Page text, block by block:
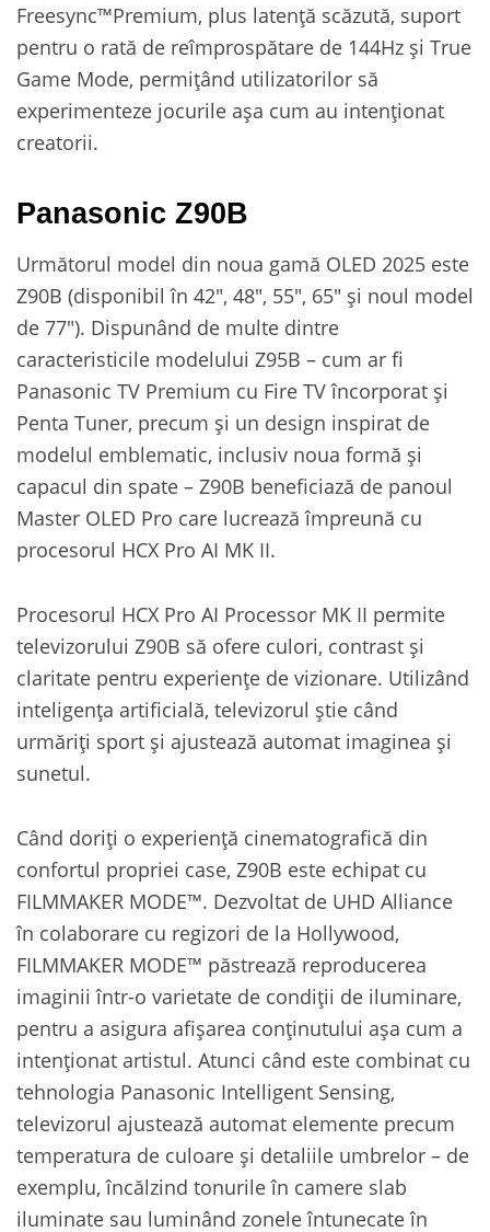
Freesync™Premium, plus latență scăzută, suport
pentru o rată de reîmprospătare de 144Hz și True
Game Mode, permițând utilizatorilor să
experimenteze jocurile așa cum au intenționat
creatorii.
Panasonic Z90B
Următorul model din noua gamă OLED 2025 este
Z90B (disponibil în 42″, 48″, 55″, 65″ și noul model
de 77″). Dispunând de multe dintre
caracteristicile modelului Z95B – cum ar fi
Panasonic TV Premium cu Fire TV încorporat și
Penta Tuner, precum și un design inspirat de
modelul emblematic, inclusiv noua formă și
capacul din spate – Z90B beneficiază de panoul
Master OLED Pro care lucrează împreună cu
procesorul HCX Pro AI MK II.
Procesorul HCX Pro AI Processor MK II permite
televizorului Z90B să ofere culori, contrast și
claritate pentru experiențe de vizionare. Utilizând
inteligența artificială, televizorul știe când
urmăriți sport și ajustează automat imaginea și
sunetul.
Când doriți o experiență cinematografică din
confortul propriei case, Z90B este echipat cu
FILMMAKER MODE™. Dezvoltat de UHD Alliance
în colaborare cu regizori de la Hollywood,
FILMMAKER MODE™ păstrează reproducerea
imaginii într-o varietate de condiții de iluminare,
pentru a asigura afișarea conținutului așa cum a
intenționat artistul. Atunci când este combinat cu
tehnologia Panasonic Intelligent Sensing,
televizorul ajustează automat elemente precum
temperatura de culoare și detaliile umbrelor – de
exemplu, încălzind tonurile în camere slab
iluminate sau luminând zonele întunecate în